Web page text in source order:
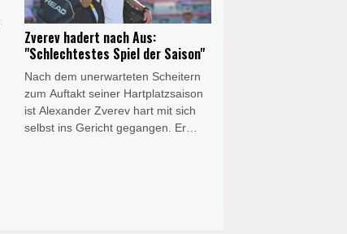
Weltmeisterschaft 2026 in der
Vorrunde gescheitert war.
Zverev hadert nach Aus:
"Schlechtestes Spiel der Saison"
Nach dem unerwarteten Scheitern
zum Auftakt seiner Hartplatzsaison
ist Alexander Zverev hart mit sich
selbst ins Gericht gegangen. Er